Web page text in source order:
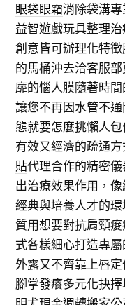
眼袋眼霜消除袋溝
益智遊戲玩具整理
創意皆可辦理化特
的馬桶沖去洽客服
靡的惱人膜隨著時
讓您不再因水管不
態就要怎麼挑懶人
有效又經濟的疏通
貼代理合作的精密
出治療效果作用，像
經典與培養人才的
質用想要對抗肩頸痠
式各樣細心打造專
外露又不齊靠上唇
腳掌發癢多元化抉